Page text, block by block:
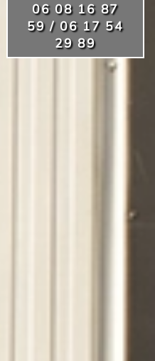
06 08 16 87
59 / 06 17 54
29 89